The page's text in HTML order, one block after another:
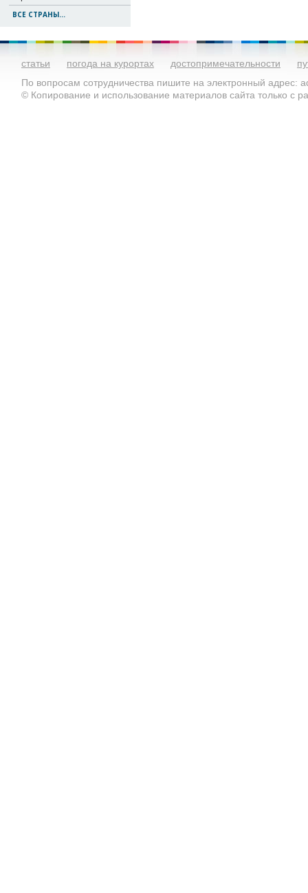
ВСЕ СТРАНЫ...
статьи погода на курортах достопримечательности
По вопросам сотрудничества пишите на электронный адрес:
© Копирование и использование материалов сайта только с